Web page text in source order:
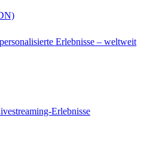
Erlebnisse – weltweit
Erlebnisse